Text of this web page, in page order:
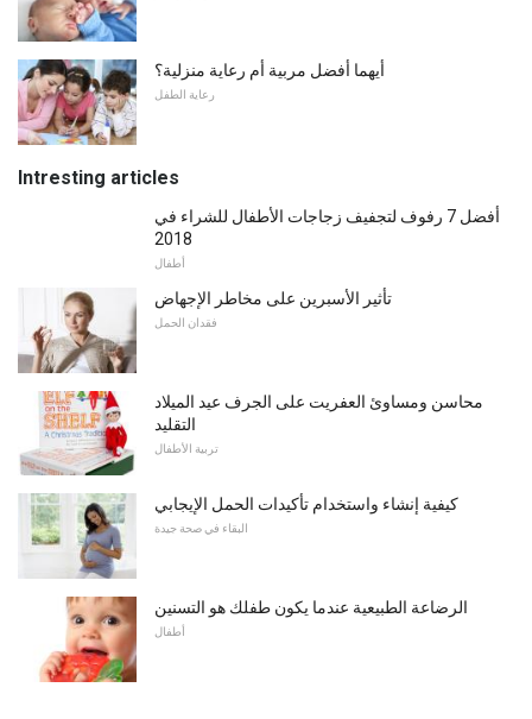
أيهما أفضل مربية أم رعاية منزلية؟
رعاية الطفل
Intresting articles
أفضل 7 رفوف لتجفيف زجاجات الأطفال للشراء في
2018
أطفال
تأثير الأسبرين على مخاطر الإجهاض
فقدان الحمل
محاسن ومساوئ العفريت على الجرف عيد الميلاد
التقليد
تربية الأطفال
كيفية إنشاء واستخدام تأكيدات الحمل الإيجابي
البقاء في صحة جيدة
الرضاعة الطبيعية عندما يكون طفلك هو التسنين
أطفال